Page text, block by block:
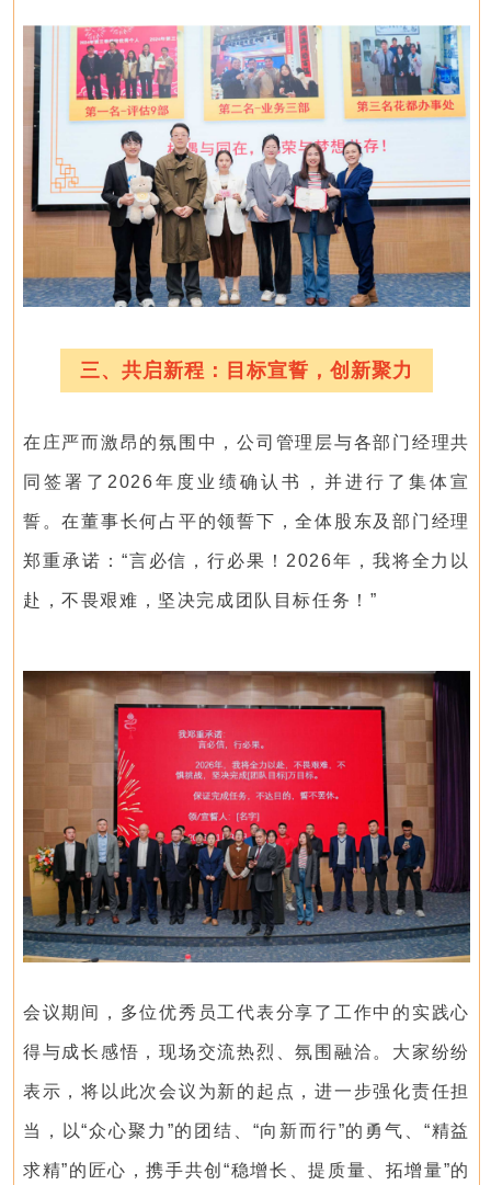
三、共启新程：目标宣誓，创新聚力
在庄严而激昂的氛围中，公司管理层与各部门经理共
同签署了2026年度业绩确认书，并进行了集体宣
誓。在董事长何占平的领誓下，全体股东及部门经理
郑重承诺：“言必信，行必果！2026年，我将全力以
赴，不畏艰难，坚决完成团队目标任务！”
会议期间，多位优秀员工代表分享了工作中的实践心
得与成长感悟，现场交流热烈、氛围融洽。大家纷纷
表示，将以此次会议为新的起点，进一步强化责任担
当，以“众心聚力”的团结、“向新而行”的勇气、“精益
求精”的匠心，携手共创“稳增长、提质量、拓增量”的